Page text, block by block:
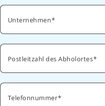
Unternehmen
Postleitzahl des Abholortes
Telefonnummer